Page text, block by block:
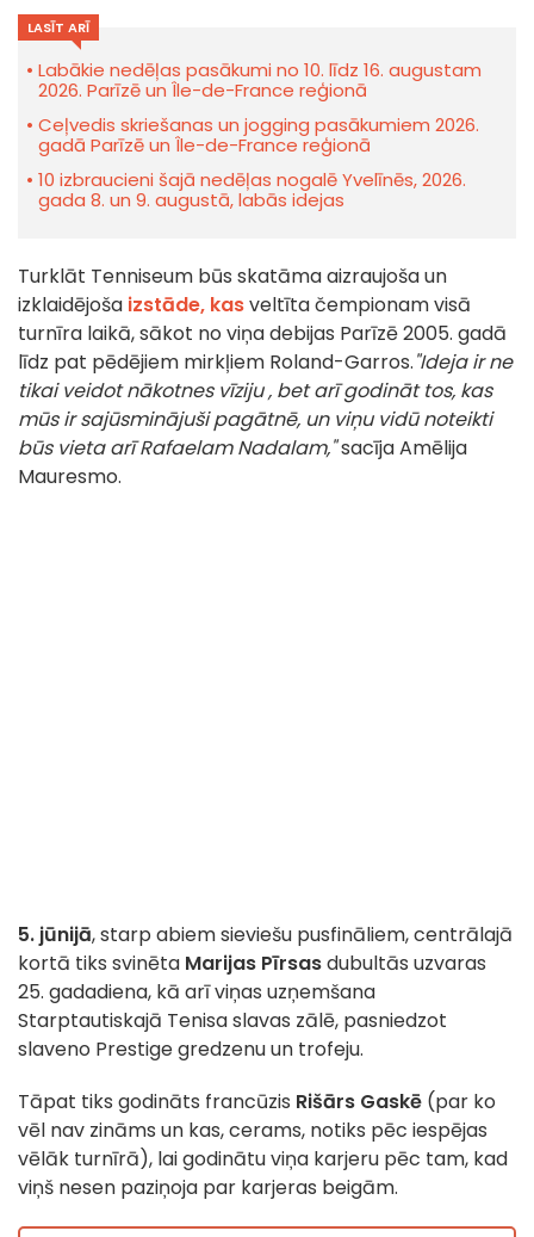
LASĪT ARĪ
Labākie nedēļas pasākumi no 10. līdz 16. augustam
2026. Parīzē un Île-de-France reģionā
Ceļvedis skriešanas un jogging pasākumiem 2026.
gadā Parīzē un Île-de-France reģionā
10 izbraucieni šajā nedēļas nogalē Yvelīnēs, 2026.
gada 8. un 9. augustā, labās idejas
Turklāt Tenniseum būs skatāma aizraujoša un
izklaidējoša izstāde, kasveltīta čempionam visā
turnīra laikā, sākot no viņa debijas Parīzē 2005. gadā
līdz pat pēdējiem mirkļiem Roland-Garros."Ideja ir ne
tikai veidot nākotnes vīziju, bet arī godināt tos, kas
mūs ir sajūsminājuši pagātnē, un viņu vidū noteikti
būs vieta arī Rafaelam Nadalam,"sacīja Amēlija
Mauresmo.
5. jūnijā, starp abiem sieviešu pusfināliem, centrālajā
kortā tiks svinēta Marijas Pīrsasdubultās uzvaras
25. gadadiena, kā arī viņas uzņemšana
Starptautiskajā Tenisa slavas zālē, pasniedzot
slaveno Prestige gredzenu un trofeju.
Tāpat tiks godināts francūzis Rišārs Gaskē (par ko
vēl nav zināms un kas, cerams, notiks pēc iespējas
vēlāk turnīrā), lai godinātu viņa karjeru pēc tam, kad
viņš nesen paziņoja par karjeras beigām.